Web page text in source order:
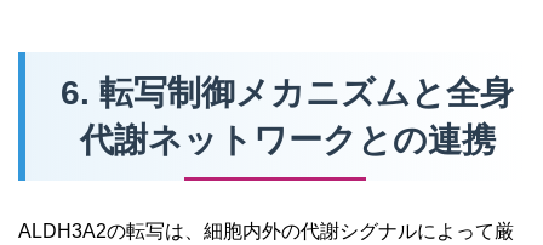
6. 転写制御メカニズムと全身
代謝ネットワークとの連携
ALDH3A2の転写は、細胞内外の代謝シグナルによって厳